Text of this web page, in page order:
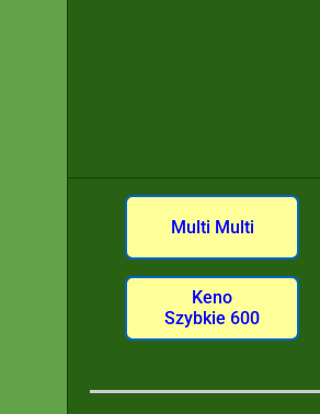
Multi Multi
Keno
Szybkie 600